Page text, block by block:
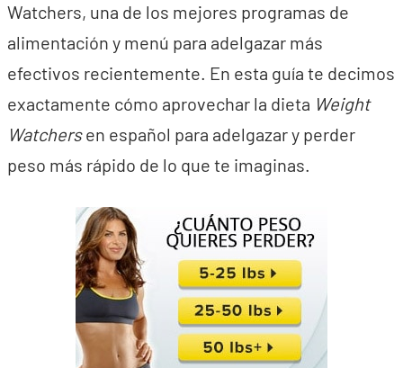
Watchers, una de los mejores programas de
alimentación y menú para adelgazar más
efectivos recientemente. En esta guía te decimos
exactamente cómo aprovechar la dieta Weight
Watchersen español para adelgazar y perder
peso más rápido de lo que te imaginas.